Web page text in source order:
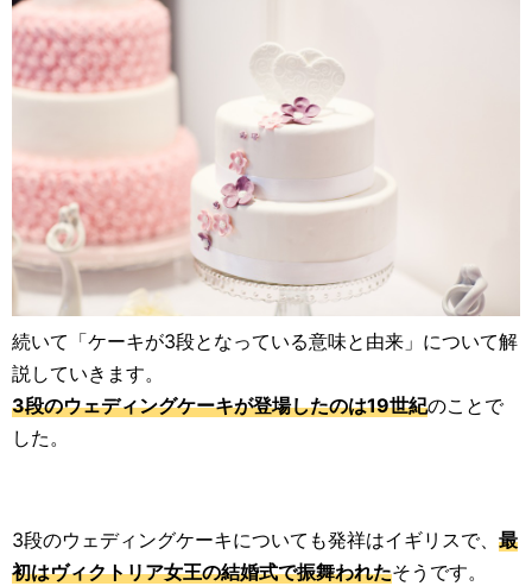
続いて「ケーキが3段となっている意味と由来」について解
説していきます。
3段のウェディングケーキが登場したのは19世紀のことで
した。
3段のウェディングケーキについても発祥はイギリスで、 最
初はヴィクトリア女王の結婚式で振舞われたそうです。